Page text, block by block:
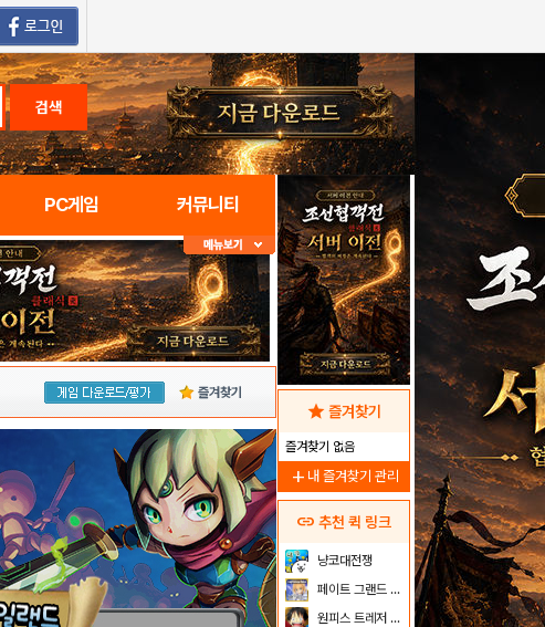
검색
PC게임 커뮤니티
즐겨찾기
star 즐겨찾기
즐겨찾기 없음
add 내 즐겨찾기 관리
link 추천 퀵 링크
냥코대전쟁
페이트 그랜드 오더
원피스 트레저 크루즈